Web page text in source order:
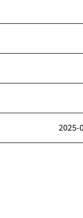
2025-